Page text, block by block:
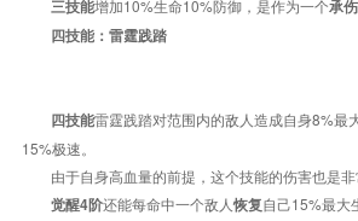
三技能增加10%生命10%防御，是作为一个承
四技能：雷霆践踏
四技能雷霆践踏对范围内的敌人造成自身8%最
15%极速。
由于自身高血量的前提，这个技能的伤害也是非
觉醒4阶还能每命中一个敌人恢复自己15%最大